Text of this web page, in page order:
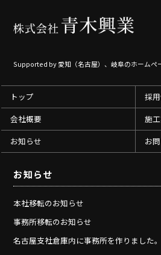
Supported by 愛知（名古屋）、岐阜のホーム
トップ
採
会社概要
施
お知らせ
お
お知らせ
本社移転のお知らせ
事務所移転のお知らせ
名古屋支社倉庫内に事務所を作りました。